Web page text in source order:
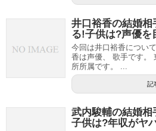
井口裕香の結婚
る!子供は?声優を
今回は井口裕香につい
香は声優、 歌手です。
所所属です。 ...
記
武内駿輔の結婚
子供は?年収がヤ